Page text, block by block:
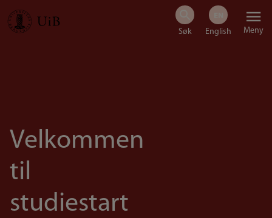
Hopp
Meny
Velkommen
til
studiestart